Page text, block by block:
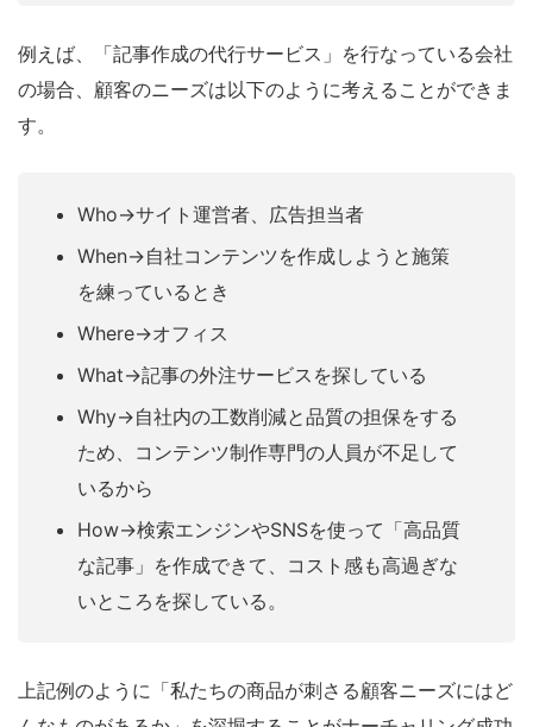
例えば、「記事作成の代行サービス」を行なっている会社
の場合、顧客のニーズは以下のように考えることができま
す。
Who→サイト運営者、広告担当者
When→自社コンテンツを作成しようと施策
を練っているとき
Where→オフィス
What→記事の外注サービスを探している
Why→自社内の工数削減と品質の担保をする
ため、コンテンツ制作専門の人員が不足して
いるから
How→検索エンジンやSNSを使って「高品質
な記事」を作成できて、コスト感も高過ぎな
いところを探している。
上記例のように「私たちの商品が刺さる顧客ニーズにはど